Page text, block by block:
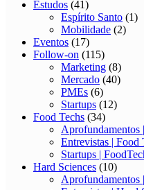
Estudos (41)
Espírito Santo (1)
Mobilidade (2)
Eventos (17)
Follow-on (115)
Marketing (8)
Mercado (40)
PMEs (6)
Startups (12)
Food Techs (34)
Aprofundamentos
Entrevistas | Food
Startups |
Hard Sciences (10)
Aprofundamentos